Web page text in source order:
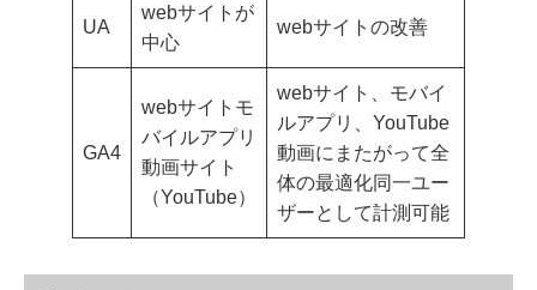
UA
webサイトが
中心
webサイトの改善
GA4
webサイトモ
バイルアプリ
動画サイト
（YouTube）
webサイト、モバイ
ルアプリ、YouTube
動画にまたがって全
体の最適化同一ユー
ザーとして計測可能